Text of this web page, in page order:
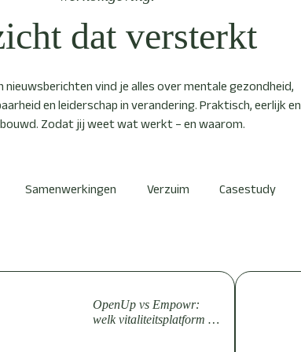
dat versterkt
nieuwsberichten vind je alles over mentale gezondheid,
en leiderschap in verandering. Praktisch, eerlijk en
Zodat jij weet wat werkt – en waarom.
Samenwerkingen Verzuim Casestudy
OpenUp vs Empowr:
welk vitaliteitsplatform is